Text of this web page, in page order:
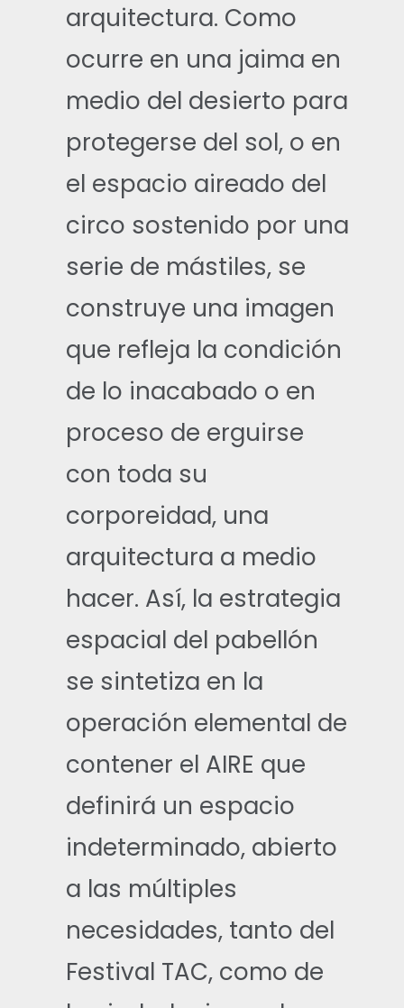
arquitectura. Como
ocurre en una jaima en
medio del desierto para
protegerse del sol, o en
el espacio aireado del
circo sostenido por una
serie de mástiles, se
construye una imagen
que refleja la condición
de lo inacabado o en
proceso de erguirse
con toda su
corporeidad, una
arquitectura a medio
hacer. Así, la estrategia
espacial del pabellón
se sintetiza en la
operación elemental de
contener el AIRE que
definirá un espacio
indeterminado, abierto
a las múltiples
necesidades, tanto del
Festival TAC, como de